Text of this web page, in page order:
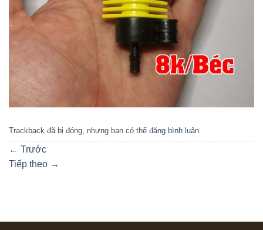
Trackback đã bị đóng, nhưng bạn có thể đăng bình luận.
← Trước
Tiếp theo →